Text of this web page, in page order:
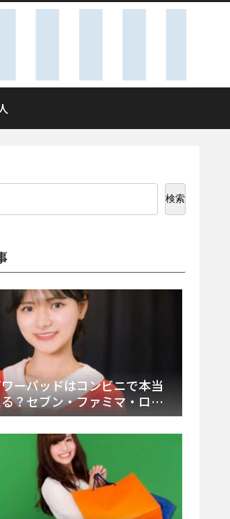
検索
ーパッドはコンビニで本当
？セブン・ファミマ・ロー
調査＆値段と種類別販売場